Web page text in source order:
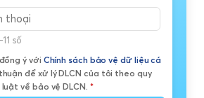
số
ý với Chính sách bảo vệ dữ liệu cá
để xử lý DLCN của tôi theo quy
về bảo vệ DLCN. *